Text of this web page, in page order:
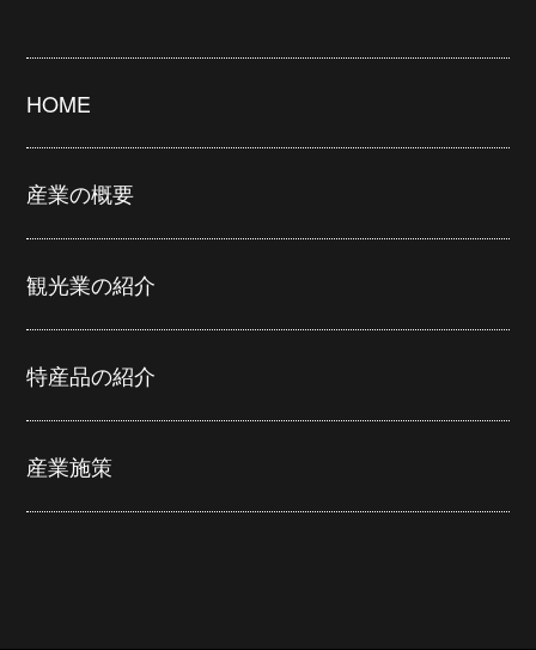
HOME
産業の概要
観光業の紹介
特産品の紹介
産業施策